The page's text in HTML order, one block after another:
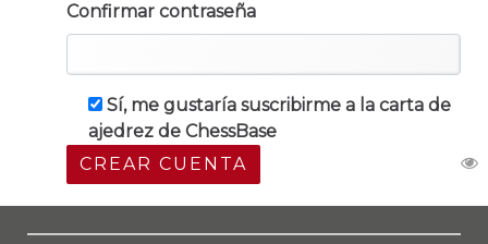
Confirmar contraseña
Sí, me gustaría suscribirme a la carta de
ajedrez de ChessBase
CREAR CUENTA